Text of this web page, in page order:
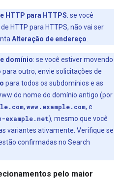
HTTP para HTTPS: se você
HTTP para HTTPS, não vai ser
Alteração de endereço
domínio: se você estiver movendo
outro, envie solicitações de
para todos os subdomínios e as
do nome do domínio antigo (por
, www.example.com, e
example.net), mesmo que você
variantes ativamente. Verifique se
confirmadas no Search
pelo maior